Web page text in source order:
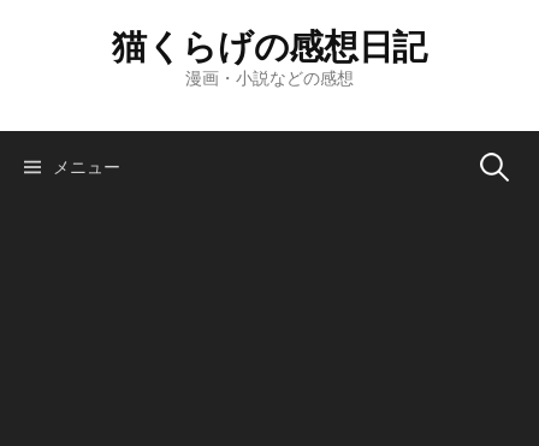
ツ
猫くらげの感想日記
漫画・小説などの感想
メニュー 検